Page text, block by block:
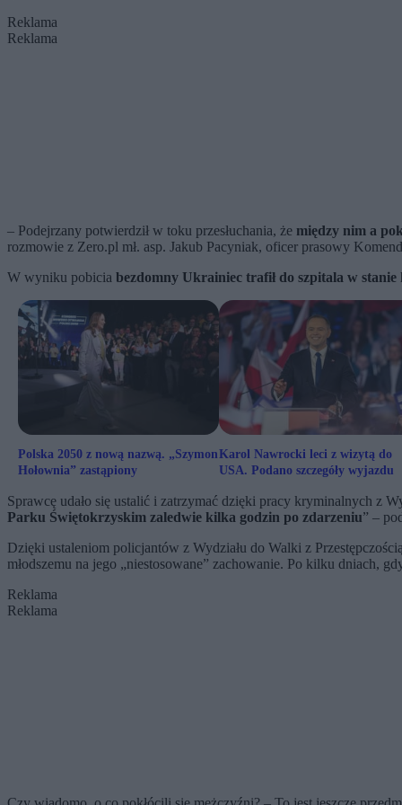
Reklama
Reklama
– Podejrzany potwierdził w toku przesłuchania, że między nim a
rozmowie z Zero.pl mł. asp. Jakub Pacyniak, oficer prasowy
W wyniku pobicia bezdomny Ukrainiec trafił do szpitala w
Polska 2050 z nową nazwą. „Szymon
Hołownia” zastąpiony
Karol Nawrocki leci z wizytą do
USA. Podano szczegóły wyjazdu
Sprawcę udało się ustalić i zatrzymać dzięki pracy kryminalnych z
Parku Świętokrzyskim zaledwie kilka godzin po zdarzeniu” –
Dzięki ustaleniom policjantów z Wydziału do Walki z
młodszemu na jego „niestosowane” zachowanie. Po kilku dniach,
Reklama
Reklama